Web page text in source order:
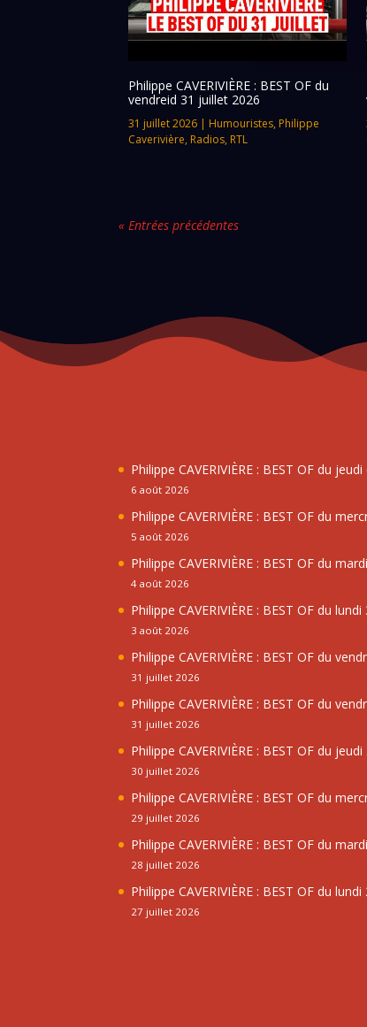
Philippe CAVERIVIÈRE : BEST OF du
vendreid 31 juillet 2026
31 juillet 2026 | Humouristes, Philippe
Caverivière, Radios, RTL
« Entrées précédentes
Philippe CAVERIVIÈRE : BEST OF du
6 août 2026
Philippe CAVERIVIÈRE : BEST OF du
5 août 2026
Philippe CAVERIVIÈRE : BEST OF du
4 août 2026
Philippe CAVERIVIÈRE : BEST OF du
3 août 2026
Philippe CAVERIVIÈRE : BEST OF du
31 juillet 2026
Philippe CAVERIVIÈRE : BEST OF du
31 juillet 2026
Philippe CAVERIVIÈRE : BEST OF du
30 juillet 2026
Philippe CAVERIVIÈRE : BEST OF du
29 juillet 2026
Philippe CAVERIVIÈRE : BEST OF du
28 juillet 2026
Philippe CAVERIVIÈRE : BEST OF du
27 juillet 2026